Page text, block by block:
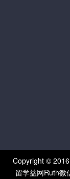
Copyright ©
留学益网Ruth微